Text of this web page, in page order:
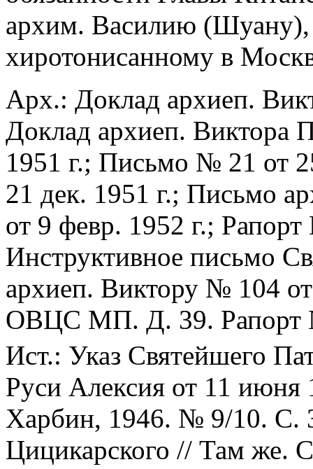
архим. Василию (Шуану),
хиротонисанному в
Арх.: Доклад архиеп.
Доклад архиеп. Виктора
1951 г.; Письмо № 21 от
21 дек. 1951 г.; Письмо
от 9 февр. 1952 г.;
Инструктивное письмо
архиеп. Виктору № 104
ОВЦС МП. Д. 39. Рапорт
Ист.: Указ Святейшего
Руси Алексия от 11
Харбин, 1946. № 9/10. С.
Цицикарского // Там же.